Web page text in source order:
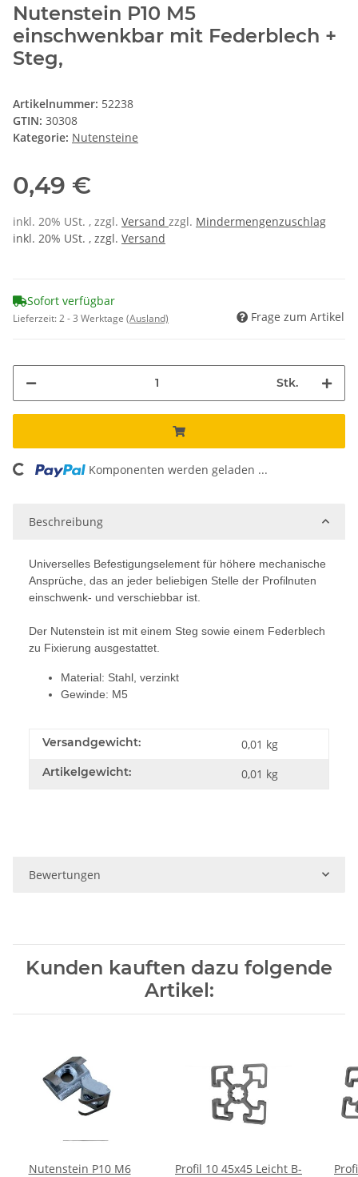
Nutenstein P10 M5
einschwenkbar mit Federblech +
Steg,
Artikelnummer: 52238
GTIN: 30308
Kategorie: Nutensteine
0,49 €
inkl. 20% USt. , zzgl. Versand zzgl. Mindermengenzuschlag
inkl. 20% USt. , zzgl. Versand
Sofort verfügbar
Lieferzeit:2 - 3 Werktage (Ausland) Frage zum Artikel
Stk.
Komponenten werden geladen ...
Beschreibung
Universelles Befestigungselement für höhere mechanische
Ansprüche, das an jeder beliebigen Stelle der Profilnuten
einschwenk- und verschiebbar ist.
Der Nutenstein ist mit einem Steg sowie einem Federblech
zu Fixierung ausgestattet.
Material: Stahl, verzinkt
Gewinde: M5
Versandgewicht: 0,01 kg
Artikelgewicht: 0,01 kg
Bewertungen
Kunden kauften dazu folgende
Artikel:
Nutenstein P10 M6
Profil 10 45x45 Leicht B-